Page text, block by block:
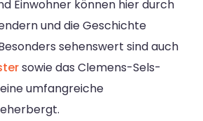
Einwohner können hier durch
und die Geschichte
sehenswert sind auch
sowie das Clemens-Sels-
umfangreiche